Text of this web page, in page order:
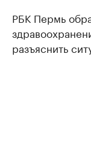
РБК Пермь
разъяснить